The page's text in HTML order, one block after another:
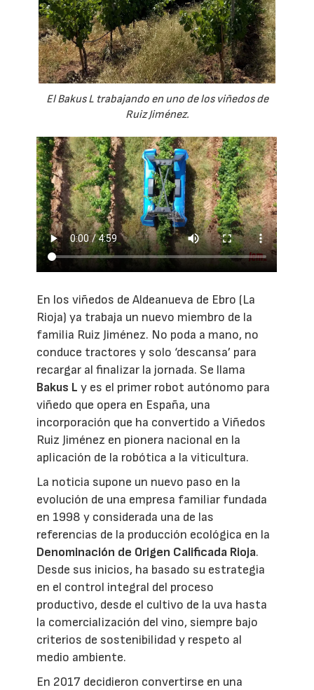
El Bakus L trabajando en uno de los viñedos de
Ruiz Jiménez.
En los viñedos de Aldeanueva de Ebro (La
Rioja) ya trabaja un nuevo miembro de la
familia Ruiz Jiménez. No poda a mano, no
conduce tractores y solo ‘descansa’ para
recargar al finalizar la jornada. Se llama
Bakus L y es el primer robot autónomo para
viñedo que opera en España, una
incorporación que ha convertido a Viñedos
Ruiz Jiménez en pionera nacional en la
aplicación de la robótica a la viticultura.
La noticia supone un nuevo paso en la
evolución de una empresa familiar fundada
en 1998 y considerada una de las
referencias de la producción ecológica en la
Denominación de Origen Calificada Rioja.
Desde sus inicios, ha basado su estrategia
en el control integral del proceso
productivo, desde el cultivo de la uva hasta
la comercialización del vino, siempre bajo
criterios de sostenibilidad y respeto al
medio ambiente.
En 2017 decidieron convertirse en una